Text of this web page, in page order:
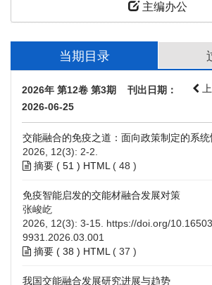
主编办公
当期目录
2026年 第12卷 第3期 刊出日期：
2026-06-25
上
交能融合的免疫之道：面向政策制定的系
2026, 12(3): 2-2.
摘要 ( 51 ) HTML ( 48 )
免疫智能启发的交能材融合发展对策
张峻屹
2026, 12(3): 3-15. https://doi.org/
9931.2026.03.001
摘要 ( 38 ) HTML ( 37 )
我国交能融合发展研究进展与趋势